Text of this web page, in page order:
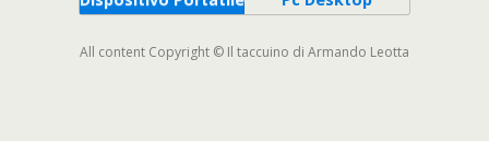
All content Copyright © Il taccuino di Armando Leotta